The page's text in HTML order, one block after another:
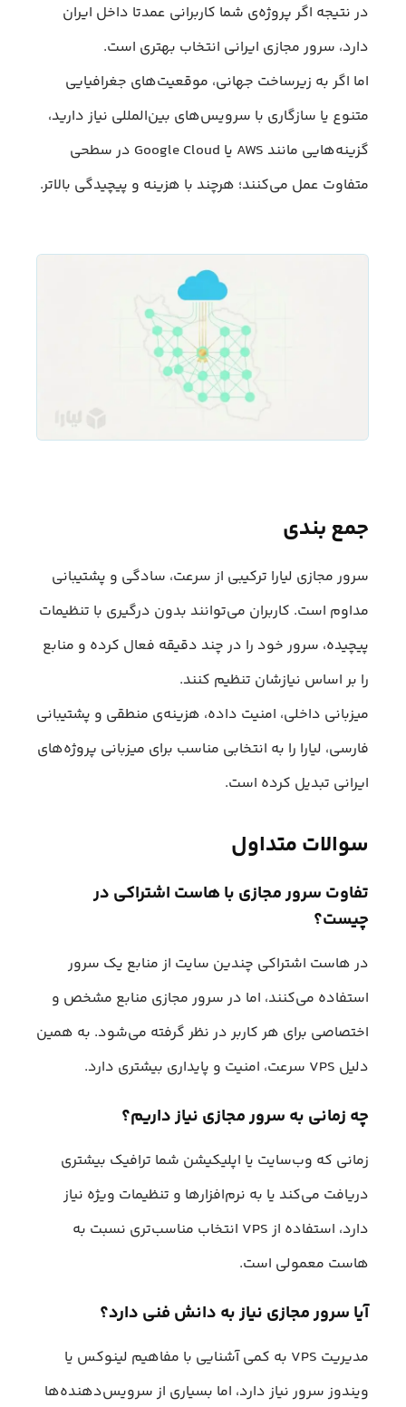
در نتیجه اگر پروژه‌ی شما کاربرانی عمدتا داخل ایران
دارد، سرور مجازی ایرانی انتخاب بهتری است.
اما اگر به زیرساخت جهانی، موقعیت‌های جغرافیایی
متنوع یا سازگاری با سرویس‌های بین‌المللی نیاز دارید،
گزینه‌هایی مانند AWS یا Google Cloud در سطحی
متفاوت عمل می‌کنند؛ هرچند با هزینه و پیچیدگی بالاتر.
جمع‌ بندی
سرور مجازی لیارا ترکیبی از سرعت، سادگی و پشتیبانی
مداوم است. کاربران می‌توانند بدون درگیری با تنظیمات
پیچیده، سرور خود را در چند دقیقه فعال کرده و منابع
را بر اساس نیازشان تنظیم کنند.
میزبانی داخلی، امنیت داده، هزینه‌ی منطقی و پشتیبانی
فارسی‌، لیارا را به انتخابی مناسب برای میزبانی پروژه‌های
ایرانی تبدیل کرده است.
سوالات متداول
تفاوت سرور مجازی با هاست اشتراکی در
چیست؟
در هاست اشتراکی چندین سایت از منابع یک سرور
استفاده می‌کنند، اما در سرور مجازی منابع مشخص و
اختصاصی برای هر کاربر در نظر گرفته می‌شود. به همین
دلیل VPS سرعت، امنیت و پایداری بیشتری دارد.
چه زمانی به سرور مجازی نیاز داریم؟
زمانی که وب‌سایت یا اپلیکیشن شما ترافیک بیشتری
دریافت می‌کند یا به نرم‌افزارها و تنظیمات ویژه نیاز
دارد، استفاده از VPS انتخاب مناسب‌تری نسبت به
هاست معمولی است.
آیا سرور مجازی نیاز به دانش فنی دارد؟
مدیریت VPS به کمی آشنایی با مفاهیم لینوکس یا
ویندوز سرور نیاز دارد، اما بسیاری از سرویس‌دهنده‌ها